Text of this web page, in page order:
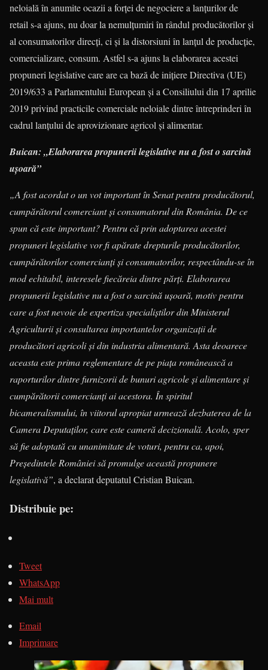
neloială în anumite ocazii a forței de negociere a lanțurilor de
retail s-a ajuns, nu doar la nemulțumiri în rândul producătorilor și
al consumatorilor direcți, ci și la distorsiuni în lanțul de producție,
comercializare, consum. Astfel s-a ajuns la elaborarea acestei
propuneri legislative care are ca bază de inițiere Directiva (UE)
2019/633 a Parlamentului European și a Consiliului din 17 aprilie
2019 privind practicile comerciale neloiale dintre întreprinderi în
cadrul lanțului de aprovizionare agricol și alimentar.
Buican: „Elaborarea propunerii legislative nu a fost o sarcină
ușoară”
„A fost acordat o un vot important în Senat pentru producătorul,
cumpărătorul comerciant și consumatorul din România. De ce
spun că este important? Pentru că prin adoptarea acestei
propuneri legislative vor fi apărate drepturile producătorilor,
cumpărătorilor comercianți și consumatorilor, respectându-se în
mod echitabil, interesele fiecăreia dintre părți. Elaborarea
propunerii legislative nu a fost o sarcină ușoară, motiv pentru
care a fost nevoie de expertiza specialiștilor din Ministerul
Agriculturii și consultarea importantelor organizații de
producători agricoli și din industria alimentară. Asta deoarece
aceasta este prima reglementare de pe piața românească a
raporturilor dintre furnizorii de bunuri agricole și alimentare și
cumpărătorii comercianți ai acestora. În spiritul
bicameralismului, în viitorul apropiat urmează dezbaterea de la
Camera Deputaților, care este cameră decizională. Acolo, sper
să fie adoptată cu unanimitate de voturi, pentru ca, apoi,
Președintele României să promulge această propunere
legislativă”, a declarat deputatul Cristian Buican.
Distribuie pe:
Tweet
WhatsApp
Mai mult
Email
Imprimare